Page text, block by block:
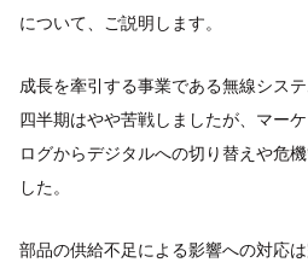
について、ご説明します。
成長を牽引する事業である無線シス
四半期はやや苦戦しましたが、マー
ログからデジタルへの切り替えや危
した。
部品の供給不足による影響への対応